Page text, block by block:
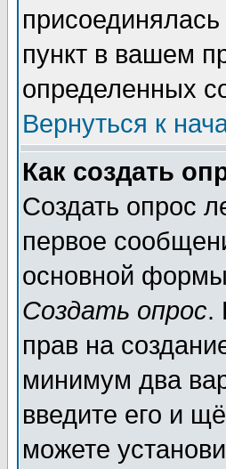
пункт в вашем
определенных
Вернуться к
Как создать
Создать опрос
первое
основной
Создать опрос.
прав на
минимум два
введите его и
можете